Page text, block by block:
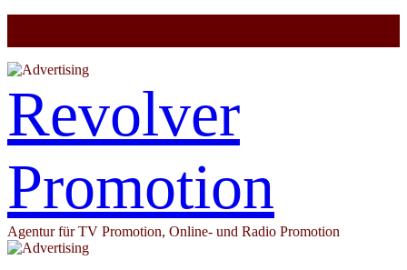
Revolver
Promotion
Agentur für TV Promotion, Online- und Radio Promotion